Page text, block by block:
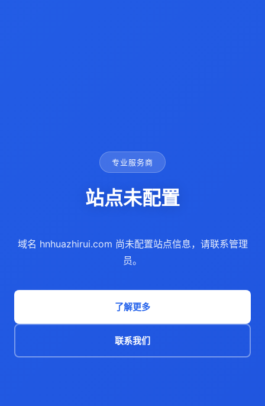
专业服务商
站点未配置
域名 hnhuazhirui.com 尚未配置站点信息，请联系管理
员。
了解更多
联系我们